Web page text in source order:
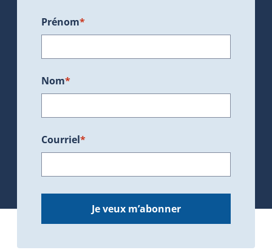
Prénom*
Nom*
Courriel*
Je veux m’abonner